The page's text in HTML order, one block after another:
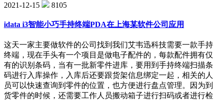
2021-12-15 8105
idata i3智能小巧手持终端PDA在上海某软件公司应用
这天一家主要做软件的公司找到我们艾韦迅科技需要一款手持
终端，现在手头有一个项目是做电子配件的，每款配件拥有仅
有的识别条码，当有一批新零件进库，要用到手持终端扫描条
码进行入库操作，入库后还要跟货架信息绑定一起，相关的人
员可以快速查询到零件的位置，也方便进行盘点管理。因为到
货零件的时候，还需要工作人员搬动箱子进行扫码或者进行检